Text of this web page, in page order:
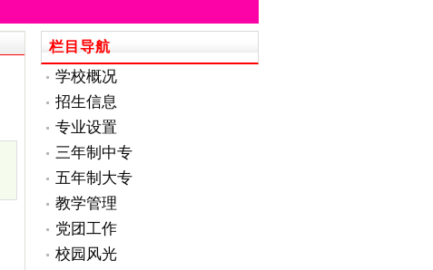
栏目导航
学校概况
招生信息
专业设置
三年制中专
五年制大专
教学管理
党团工作
校园风光